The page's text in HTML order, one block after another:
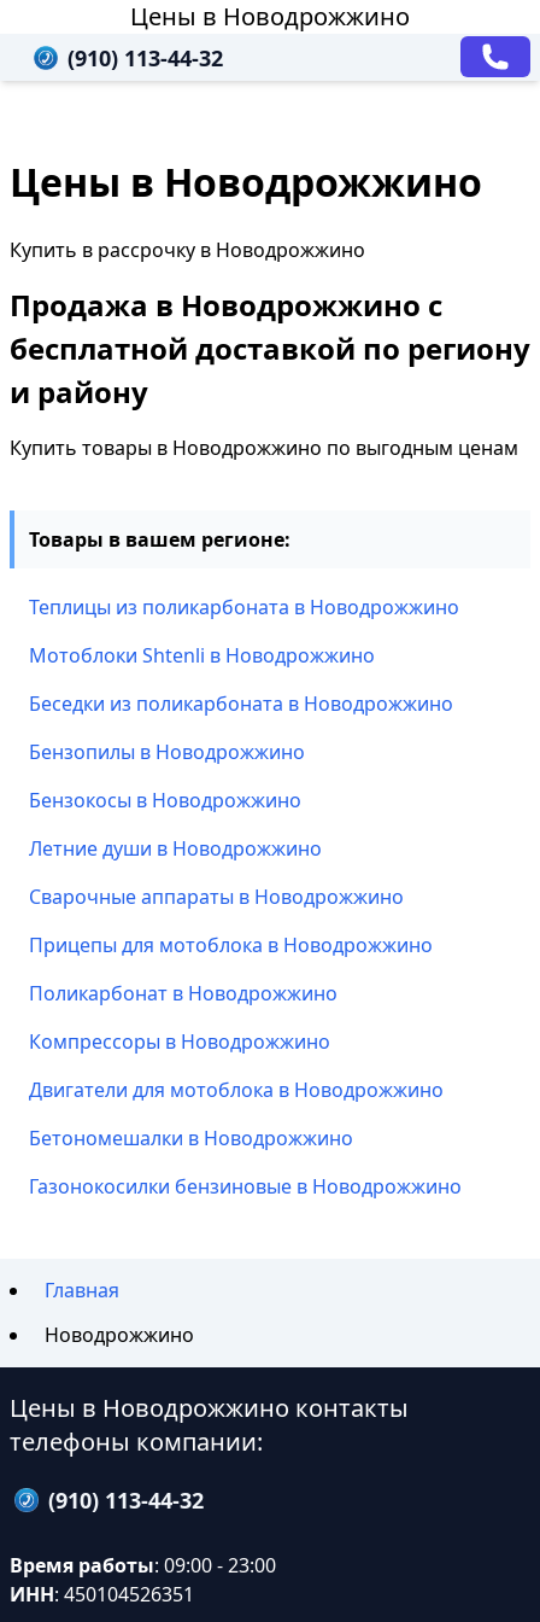
Цены в Новодрожжино
(910) 113-44-32
Цены в Новодрожжино
Купить в рассрочку в Новодрожжино
Продажа в Новодрожжино с
бесплатной доставкой по региону
и району
Купить товары в Новодрожжино по выгодным ценам
Товары в вашем регионе:
Теплицы из поликарбоната в Новодрожжино
Мотоблоки Shtenli в Новодрожжино
Беседки из поликарбоната в Новодрожжино
Бензопилы в Новодрожжино
Бензокосы в Новодрожжино
Летние души в Новодрожжино
Сварочные аппараты в Новодрожжино
Прицепы для мотоблока в Новодрожжино
Поликарбонат в Новодрожжино
Компрессоры в Новодрожжино
Двигатели для мотоблока в Новодрожжино
Бетономешалки в Новодрожжино
Газонокосилки бензиновые в Новодрожжино
Главная
Новодрожжино
Цены в Новодрожжино контакты
телефоны компании:
(910) 113-44-32
Время работы: 09:00 - 23:00
ИНН: 450104526351